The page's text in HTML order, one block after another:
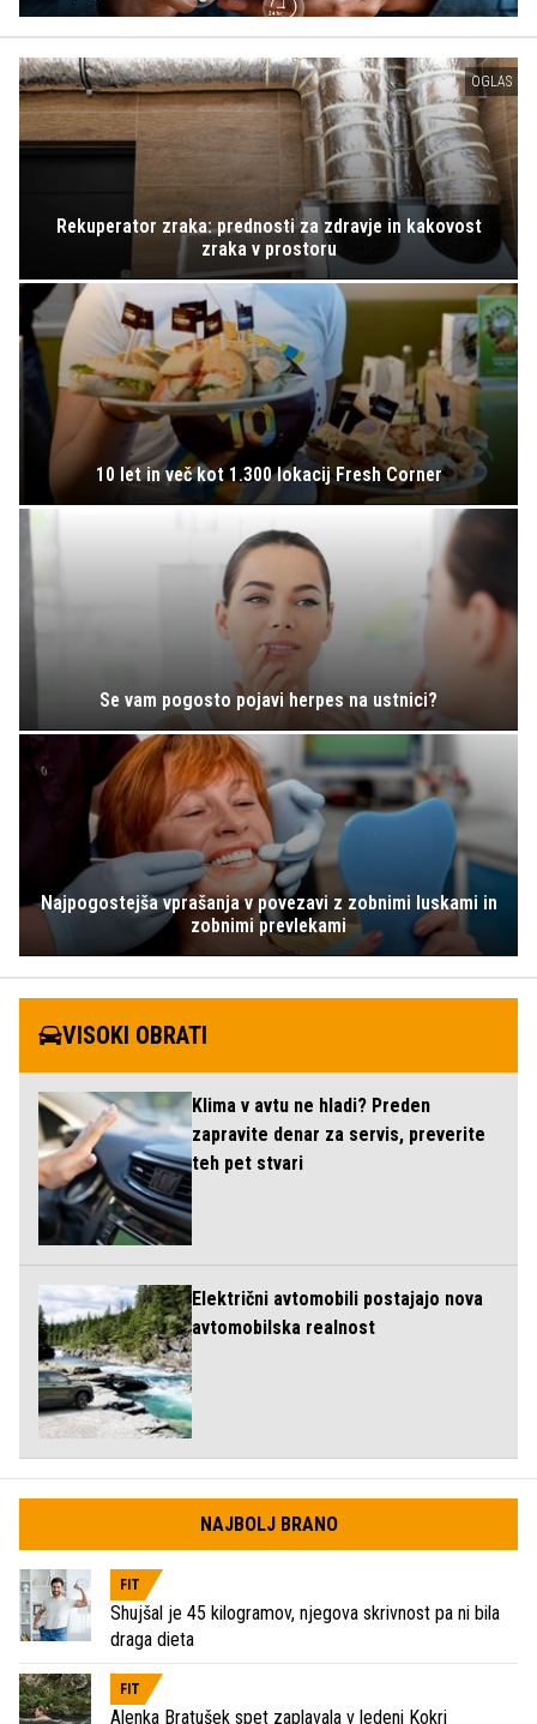
OGLAS
Rekuperator zraka: prednosti za zdravje in kakovost
zraka v prostoru
10 let in več kot 1.300 lokacij Fresh Corner
Se vam pogosto pojavi herpes na ustnici?
Najpogostejša vprašanja v povezavi z zobnimi luskami in
zobnimi prevlekami
VISOKI OBRATI
Klima v avtu ne hladi? Preden
zapravite denar za servis, preverite
teh pet stvari
Električni avtomobili postajajo nova
avtomobilska realnost
NAJBOLJ BRANO
FIT
Shujšal je 45 kilogramov, njegova skrivnost pa ni bila
draga dieta
FIT
Alenka Bratušek spet zaplavala v ledeni Kokri